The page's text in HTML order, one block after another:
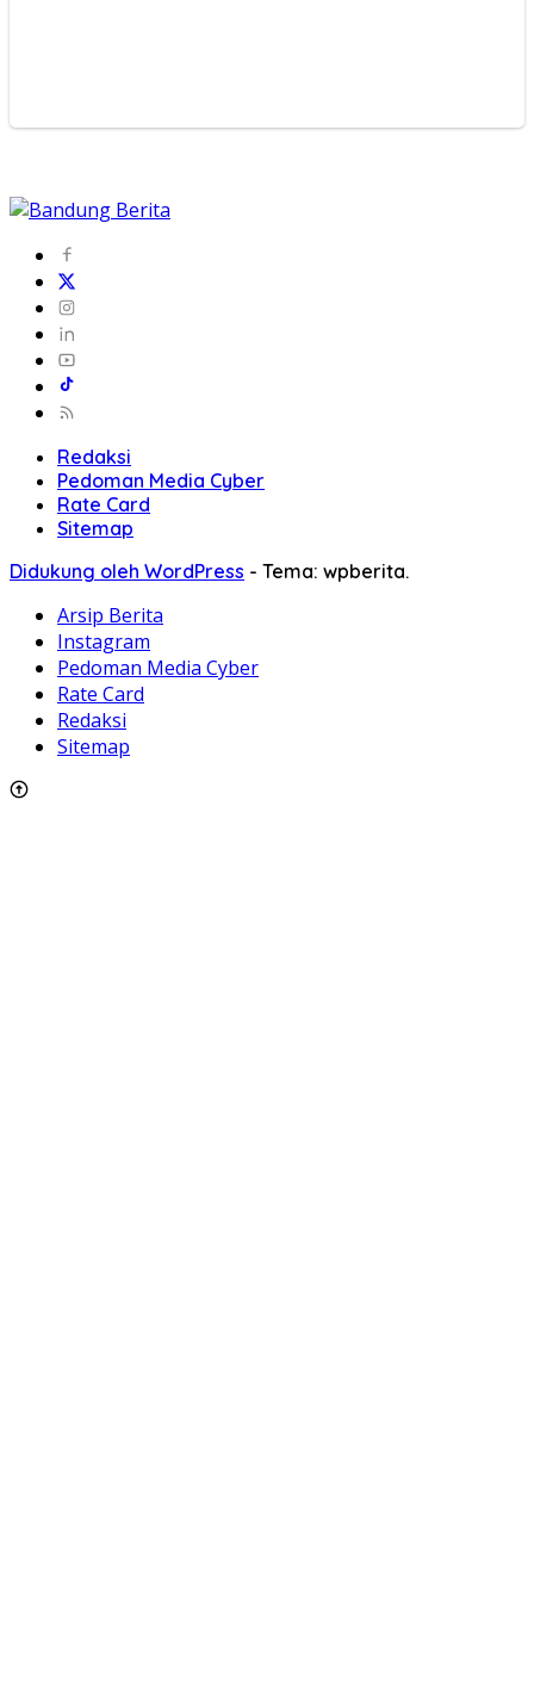
Redaksi
Pedoman Media Cyber
Rate Card
Sitemap
Didukung oleh WordPress - Tema: wpberita.
Arsip Berita
Instagram
Pedoman Media Cyber
Rate Card
Redaksi
Sitemap